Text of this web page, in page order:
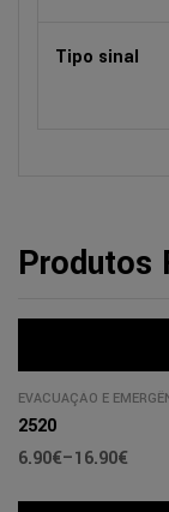
Tipo sinal
Produtos
EVACUAÇÃO E
2520
6.90€–16.90€